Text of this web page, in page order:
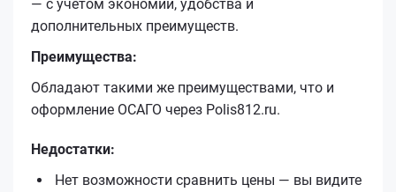
— с учётом экономии, удобства и
дополнительных преимуществ.
Преимущества:
Обладают такими же преимуществами, что и
оформление ОСАГО через Polis812.ru.
Недостатки:
Нет возможности сравнить цены — вы видите